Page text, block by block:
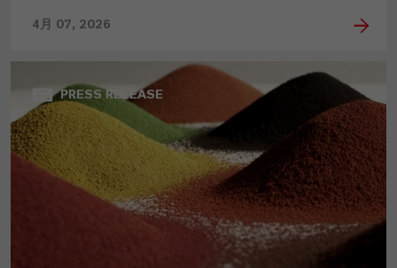
4月 07, 2026
PRESS RELEASE